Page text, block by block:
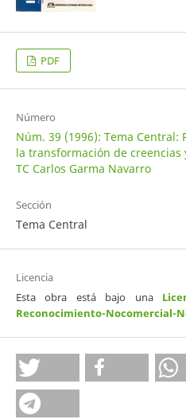
PDF
Número
Núm. 39 (1996): Tema
la transformación de
TC Carlos Garma Navarro
Sección
Tema Central
Licencia
Esta obra está bajo una
Reconocimiento-Nocomercial-